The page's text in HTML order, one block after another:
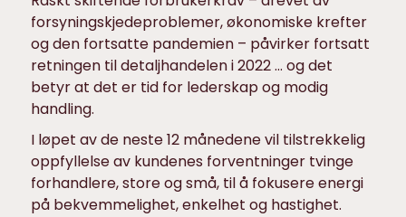
forsyningskjedeproblemer, økonomiske krefter
og den fortsatte pandemien – påvirker fortsatt
retningen til detaljhandelen i 2022 … og det
betyr at det er tid for lederskap og modig
handling.
I løpet av de neste 12 månedene vil tilstrekkelig
oppfyllelse av kundenes forventninger tvinge
forhandlere, store og små, til å fokusere energi
på bekvemmelighet, enkelhet og hastighet.